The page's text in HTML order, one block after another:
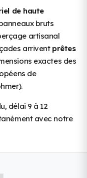
de haute
bruts
artisanal
arrivent prêtes
exactes des
de
délai 9 à 12
avec notre